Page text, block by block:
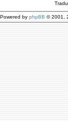
Powered by phpBB © 2001,